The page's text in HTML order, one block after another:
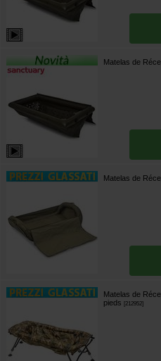
Matelas de
Matelas de
Matelas de
pieds [212952]